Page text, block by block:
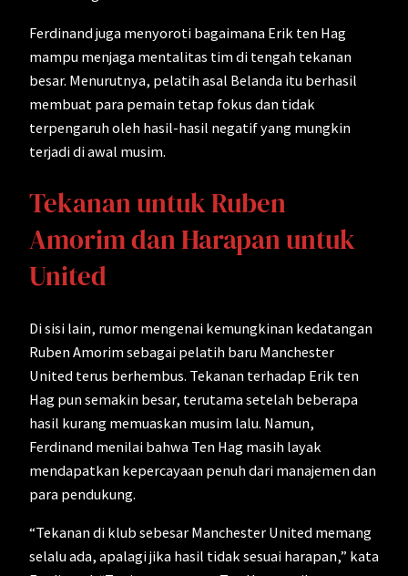
Ferdinand juga menyoroti bagaimana Erik ten Hag
mampu menjaga mentalitas tim di tengah tekanan
besar. Menurutnya, pelatih asal Belanda itu berhasil
membuat para pemain tetap fokus dan tidak
terpengaruh oleh hasil-hasil negatif yang mungkin
terjadi di awal musim.
Tekanan untuk Ruben
Amorim dan Harapan untuk
United
Di sisi lain, rumor mengenai kemungkinan kedatangan
Ruben Amorim sebagai pelatih baru Manchester
United terus berhembus. Tekanan terhadap Erik ten
Hag pun semakin besar, terutama setelah beberapa
hasil kurang memuaskan musim lalu. Namun,
Ferdinand menilai bahwa Ten Hag masih layak
mendapatkan kepercayaan penuh dari manajemen dan
para pendukung.
“Tekanan di klub sebesar Manchester United memang
selalu ada, apalagi jika hasil tidak sesuai harapan,” kata